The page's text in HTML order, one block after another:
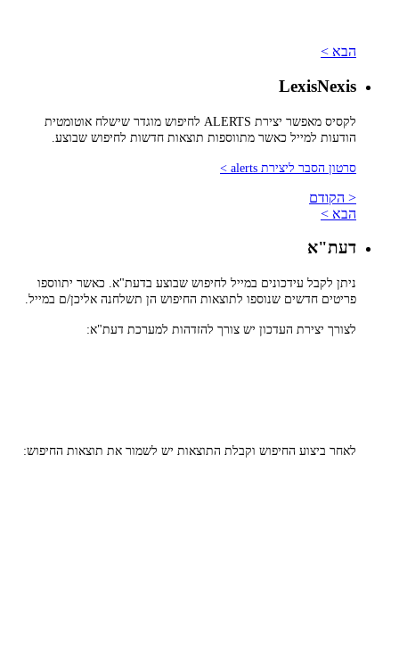
הבא >
LexisNexis
לקסיס מאפשר יצירת ALERTS לחיפוש מוגדר שישלח אוטומטית
הודעות למייל כאשר מתווספות תוצאות חדשות לחיפוש שבוצע.
סרטון הסבר ליצירת alerts >
< הקודם
הבא >
דעת"א
ניתן לקבל עידכונים במייל לחיפוש שבוצע בדעת"א. כאשר יתווספו
פריטים חדשים שנוספו לתוצאות החיפוש הן תשלחנה אליכן/ם במייל.
לצורך יצירת העדכון יש צורך להזדהות למערכת דעת"א:
לאחר ביצוע החיפוש וקבלת התוצאות יש לשמור את תוצאות החיפוש: